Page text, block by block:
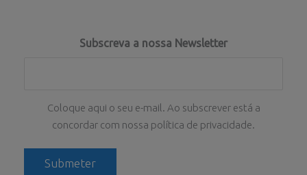
Subscreva a nossa Newsletter
Coloque aqui o seu e-mail. Ao subscrever está a
concordar com nossa política de privacidade.